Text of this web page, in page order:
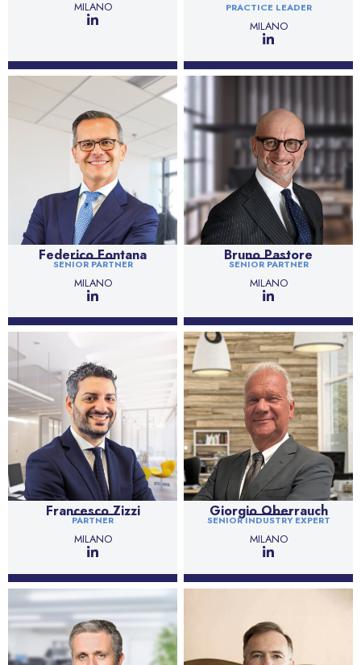
MILANO PRACTICE LEADER
MILANO
Federico Fontana
SENIOR PARTNER
MILANO
Bruno Pastore
SENIOR PARTNER
MILANO
Francesco Zizzi
PARTNER
MILANO
Giorgio Oberrauch
SENIOR INDUSTRY EXPERT
MILANO